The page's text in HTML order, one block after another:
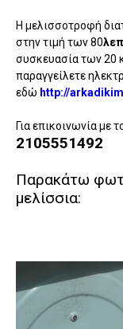
Η μελισσοτροφή
στην τιμή των 80
συσκευασία των 20
παραγγείλετε
εδώ http://
Για επικοινωνία με
2105551492
Παρακάτω
μελίσσια: